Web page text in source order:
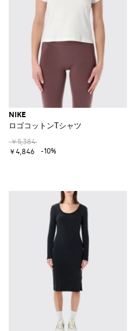
NIKE
ロゴコットンTシャツ
￥5,384
￥4,846
-10%